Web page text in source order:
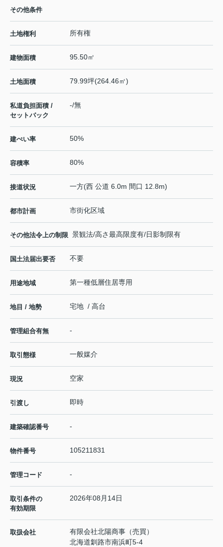
その他条件
土地権利 所有権
建物面積 95.50㎡
土地面積 79.99坪(264.46㎡)
私道負担面積 /
セットバック
-/無
建ぺい率 50%
容積率 80%
接道状況 一方(西 公道 6.0m 間口 12.8m)
都市計画 市街化区域
その他法令上の制限 景観法/高さ最高限度有/日影制限有
国土法届出要否 不要
用途地域 第一種低層住居専用
地目 / 地勢 宅地 / 高台
管理組合有無 -
取引態様 一般媒介
現況 空家
引渡し 即時
建築確認番号 -
物件番号 105211831
管理コード -
取引条件の
有効期限
2026年08月14日
取扱会社
有限会社北陽商事（売買）
北海道釧路市南浜町5-4